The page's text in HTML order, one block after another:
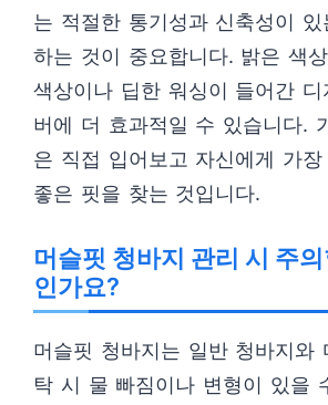
는 적절한 통기성과 신축성이
하는 것이 중요합니다. 밝은 색
색상이나 딥한 워싱이 들어간 디
버에 더 효과적일 수 있습니다.
은 직접 입어보고 자신에게 가장
좋은 핏을 찾는 것입니다.
머슬핏 청바지 관리 시 주
인가요?
머슬핏 청바지는 일반 청바지와
탁 시 물 빠짐이나 변형이 있을